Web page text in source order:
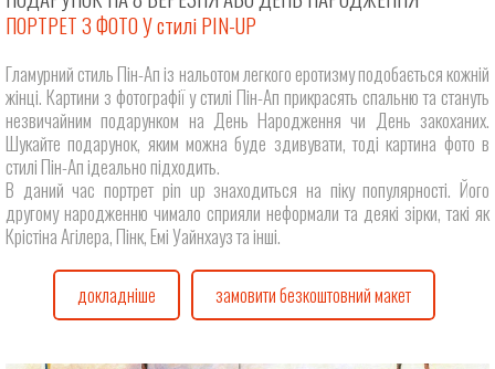
ПОРТРЕТ З ФОТО У стилі PIN-UP
Гламурний стиль Пін-Ап із нальотом легкого еротизму подобається кожній
жінці. Картини з фотографії у стилі Пін-Ап прикрасять спальню та стануть
незвичайним подарунком на День Народження чи День закоханих.
Шукайте подарунок, яким можна буде здивувати, тоді картина фото в
стилі Пін-Ап ідеально підходить.
В даний час портрет pin up знаходиться на піку популярності. Його
другому народженню чимало сприяли неформали та деякі зірки, такі як
Крістіна Агілера, Пінк, Емі Уайнхауз та інші.
докладніше замовити безкоштовний макет